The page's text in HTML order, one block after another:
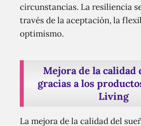
circunstancias. La resiliencia
través de la aceptación, la
optimismo.
Mejora de la calidad
gracias a los
Living
La mejora de la calidad del